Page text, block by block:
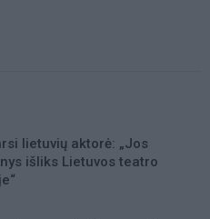
lietuvių aktorė: „Jos
išliks Lietuvos teatro